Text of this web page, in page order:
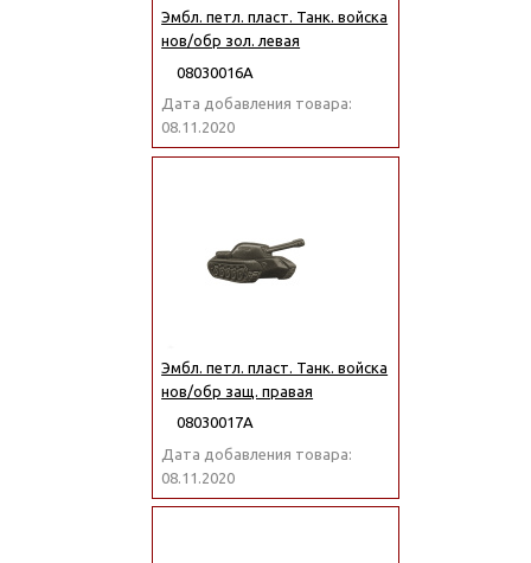
Эмбл. петл. пласт. Танк. войска
нов/обр зол. левая
08030016А
Дата добавления товара:
08.11.2020
Эмбл. петл. пласт. Танк. войска
нов/обр защ. правая
08030017А
Дата добавления товара:
08.11.2020